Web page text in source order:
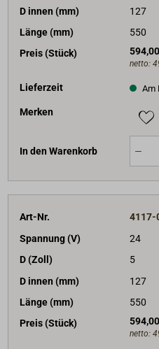
D innen (mm)
127
Länge (mm)
550
Preis (Stück)
netto:
Lieferzeit Am
Merken
In den Warenkorb
Art-Nr.
4117-
Spannung (V)
24
D (Zoll)
5
D innen (mm)
127
Länge (mm)
550
Preis (Stück)
netto: